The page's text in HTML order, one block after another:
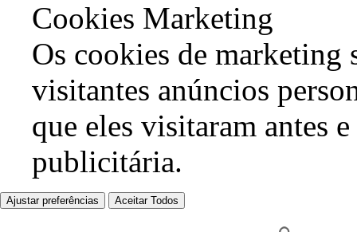
Cookies Marketing
Os cookies de marketing
visitantes anúncios
que eles visitaram antes
publicitária.
Ajustar preferências Aceitar Todos